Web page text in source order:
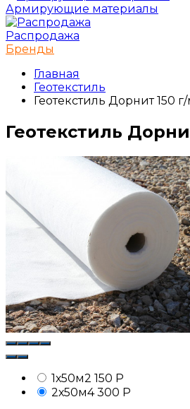
Армирующие материалы
Распродажа
Бренды
Главная
Геотекстиль
Геотекстиль Дорнит 150
Геотекстиль
1х50м2 150 Р
2х50м4 300 Р